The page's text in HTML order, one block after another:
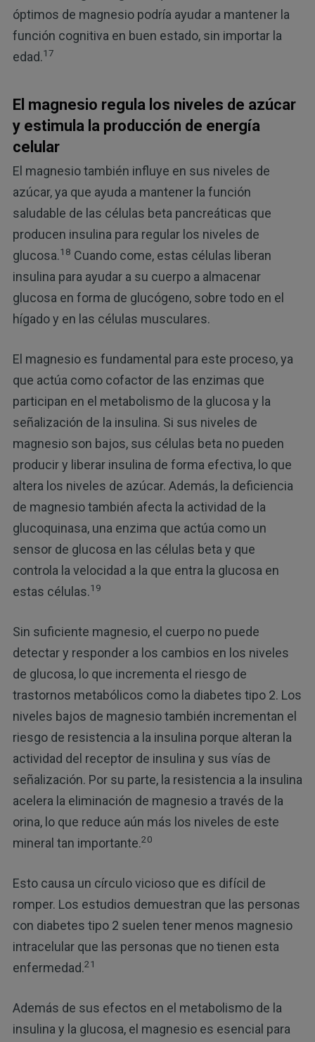
óptimos de magnesio podría ayudar a mantener la
función cognitiva en buen estado, sin importar la
edad.17
El magnesio regula los niveles de azúcar
y estimula la producción de energía
celular
El magnesio también influye en sus niveles de
azúcar, ya que ayuda a mantener la función
saludable de las células beta pancreáticas que
producen insulina para regular los niveles de
glucosa.18 Cuando come, estas células liberan
insulina para ayudar a su cuerpo a almacenar
glucosa en forma de glucógeno, sobre todo en el
hígado y en las células musculares.
El magnesio es fundamental para este proceso, ya
que actúa como cofactor de las enzimas que
participan en el metabolismo de la glucosa y la
señalización de la insulina. Si sus niveles de
magnesio son bajos, sus células beta no pueden
producir y liberar insulina de forma efectiva, lo que
altera los niveles de azúcar. Además, la deficiencia
de magnesio también afecta la actividad de la
glucoquinasa, una enzima que actúa como un
sensor de glucosa en las células beta y que
controla la velocidad a la que entra la glucosa en
estas células.19
Sin suficiente magnesio, el cuerpo no puede
detectar y responder a los cambios en los niveles
de glucosa, lo que incrementa el riesgo de
trastornos metabólicos como la diabetes tipo 2. Los
niveles bajos de magnesio también incrementan el
riesgo de resistencia a la insulina porque alteran la
actividad del receptor de insulina y sus vías de
señalización. Por su parte, la resistencia a la insulina
acelera la eliminación de magnesio a través de la
orina, lo que reduce aún más los niveles de este
mineral tan importante.20
Esto causa un círculo vicioso que es difícil de
romper. Los estudios demuestran que las personas
con diabetes tipo 2 suelen tener menos magnesio
intracelular que las personas que no tienen esta
enfermedad.21
Además de sus efectos en el metabolismo de la
insulina y la glucosa, el magnesio es esencial para